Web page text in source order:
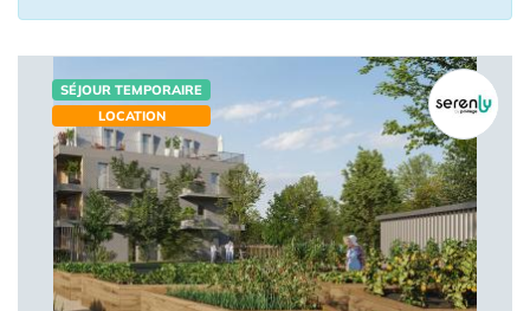
SÉJOUR TEMPORAIRE
LOCATION